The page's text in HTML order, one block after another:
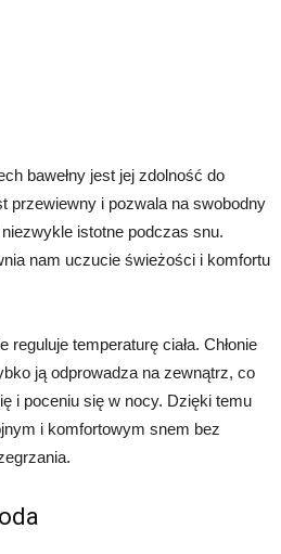
bawełny jest jej zdolność do
przewiewny i pozwala na swobodny
istotne podczas snu.
nam uczucie świeżości i komfortu
reguluje temperaturę ciała. Chłonie
ją odprowadza na zewnątrz, co
i poceniu się w nocy. Dzięki temu
i komfortowym snem bez